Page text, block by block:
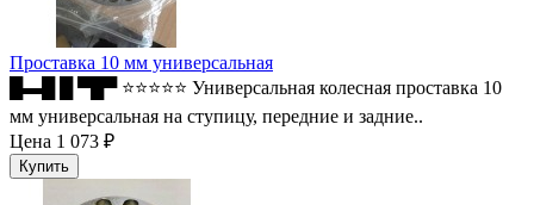
Проставка 10 мм универсальная
█▬█ █ ▀█▀ ⭐⭐⭐⭐⭐ Универсальная колесная проставка 10
мм универсальная на ступицу, передние и задние..
Цена 1 073 ₽